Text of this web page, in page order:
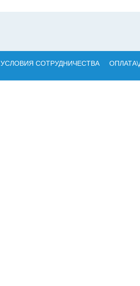
УСЛОВИЯ СОТРУДНИЧЕСТВА